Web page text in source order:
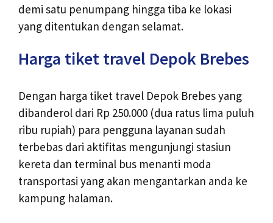
demi satu penumpang hingga tiba ke lokasi
yang ditentukan dengan selamat.
Harga tiket travel Depok Brebes
Dengan harga tiket travel Depok Brebes yang
dibanderol dari Rp 250.000 (dua ratus lima puluh
ribu rupiah) para pengguna layanan sudah
terbebas dari aktifitas mengunjungi stasiun
kereta dan terminal bus menanti moda
transportasi yang akan mengantarkan anda ke
kampung halaman.